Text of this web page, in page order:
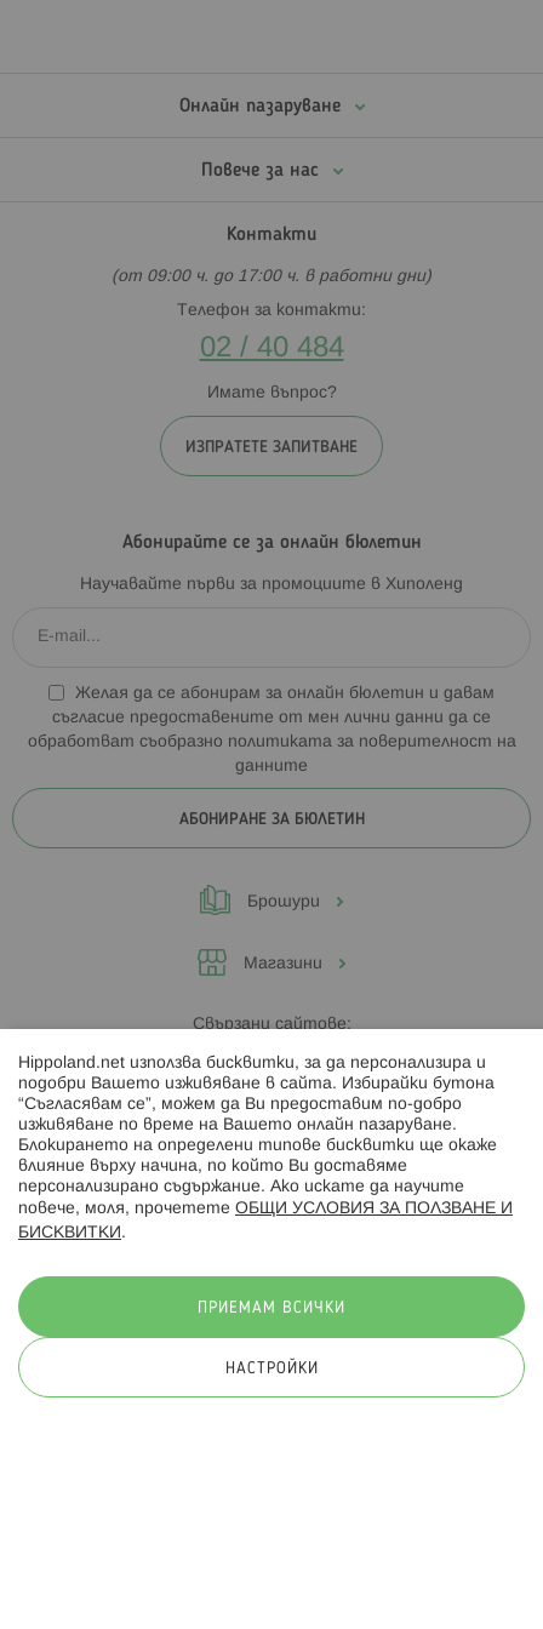
Онлайн пазаруване
Повече за нас
Контакти
(от 09:00 ч. до 17:00 ч. в работни дни)
Телефон за контакти:
02 / 40 484
Имате въпрос?
ИЗПРАТЕТЕ ЗАПИТВАНЕ
Абонирайте се за онлайн бюлетин
Научавайте първи за промоциите в Хиполенд
Желая да се абонирам за онлайн бюлетин и давам
съгласие предоставените от мен лични данни да се
обработват съобразно политиката за поверителност на
данните
АБОНИРАНЕ ЗА БЮЛЕТИН
Брошури
Магазини
Свързани сайтове:
Hippoland.ro
Последвайте ни:
© 2026 Hippoland.net. Всички права запазени
Hippoland.net използва бисквитки, за да персонализира и
подобри Вашето изживяване в сайта. Избирайки бутона
“Съгласявам се”, можем да Ви предоставим по-добро
изживяване по време на Вашето онлайн пазаруване.
Блокирането на определени типове бисквитки ще окаже
влияние върху начина, по който Ви доставяме
персонализирано съдържание. Ако искате да научите
повече, моля, прочетете ОБЩИ УСЛОВИЯ ЗА ПОЛЗВАНЕ И
БИСКВИТКИ .
ПРИЕМАМ ВСИЧКИ
НАСТРОЙКИ